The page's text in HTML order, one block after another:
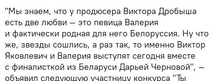
"Мы знаем, что у продюсера Виктора Дробыша
есть две любви — это певица Валерия
и фактически родная для него Белоруссия. Ну что
же, звезды сошлись, а раз так, то именно Виктор
Яковлевич и Валерия выступят сегодня вместе
с финалисткой из Беларуси Дарьей Черновой", —
объявил следующую участницу конкурса "Ты